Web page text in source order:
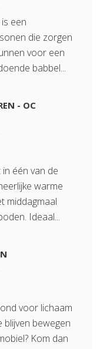
een
die zorgen
voor een
babbel...
- OC
één van de
warme
middagmaal
Ideaal...
voor lichaam
blijven bewegen
Kom dan